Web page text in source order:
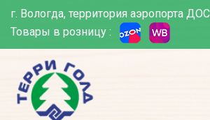
г. Вологда, территория аэропорта
Товары в розницу :